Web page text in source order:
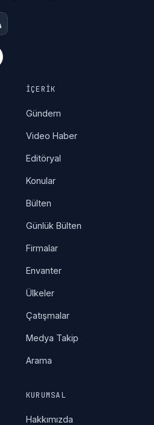
İÇERIK
Gündem
Video Haber
Editöryal
Konular
Bülten
Günlük Bülten
Firmalar
Envanter
Ülkeler
Çatışmalar
Medya Takip
Arama
KURUMSAL
Hakkımızda